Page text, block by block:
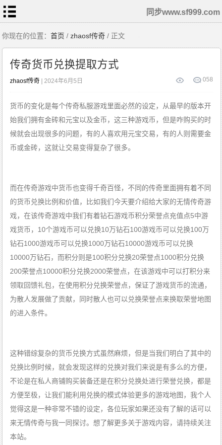
同步www.sf999.com
首
页
zhaosf
传奇
sf999
发布
找
私
服
zhaosf
发布
网
你现在的位置：首页/zhaosf传奇/ 正文
传奇货币兑换提取方式
58
0
zhaosf传奇 | 2024年6月5日
货币的变化是每个传奇私服游戏里面必然的设定，从最早的版本开
始我们拥有金砖和元宝以及金币，这三种游戏币，但是咋购买的时
候就会出现很多的问题，有的人喜欢用元宝交易，有的人则需要金
币或金砖，这就让交易变得复杂了很多。
而在传奇游戏中货币也变得千奇百怪，不同的传奇里面拥有着不同
的货币兑换比例和价值，比如我们今天要介绍给大家的无情传奇游
戏，在该传奇游戏中我们有着钻石游戏币积分荣誉点充值点5中游
戏货币，10个游戏币可以兑换10万钻石100游戏币可以兑换100万
钻石1000游戏币可以兑换1000万钻石10000游戏币可以兑换
10000万钻石，而积分则是100积分兑换20荣誉点1000积分兑换
200荣誉点10000积分兑换2000荣誉点，在该游戏中可以打积分来
领取回馈礼包，在使用积分兑换荣誉点，保证了游戏货币的流通，
为散人发展做了贡献，同时散人也可以兑换荣誉点来换取荣誉地图
的进入条件。
这种错综复杂的货币兑换方式虽然麻烦，但是当我们明白了其中的
兑换比例时候，就会发现这样的兑换对我们来说是有多么的方便，
不论是在私人商铺购买装备还是在积分兑换处进行荣誉兑换，都是
方便至极，让我们能利用兑换的模式体验更多的游戏地图，我个人
觉得这是一种非常不错的设定，各位玩家如果还没有了解的话可以
来无情传奇与我一同探讨。想了解更多关于游戏内容，请持续关注
本站。